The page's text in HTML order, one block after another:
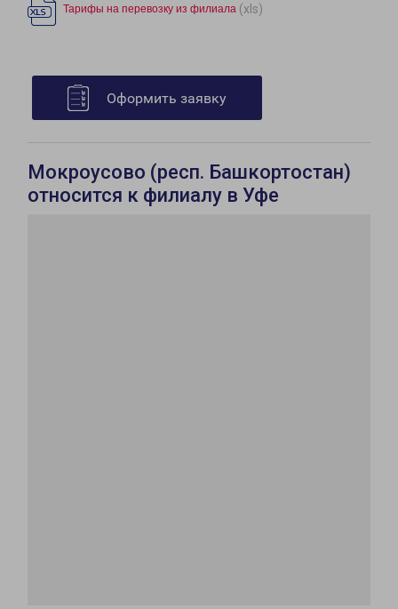
Тарифы на перевозку из филиала (xls)
Оформить заявку
Мокроусово (респ. Башкортостан)
относится к филиалу в Уфе